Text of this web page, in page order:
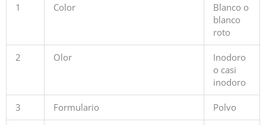
1 Color
Blanco o
blanco
roto
2 Olor
Inodoro
o casi
inodoro
3 Formulario Polvo